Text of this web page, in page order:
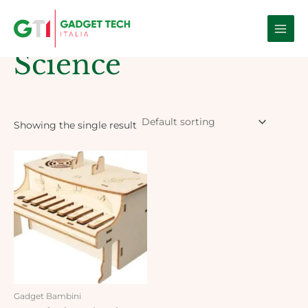
Main
Home / Products tagged “Science”
Science
Showing the single result
Gadget Bambini